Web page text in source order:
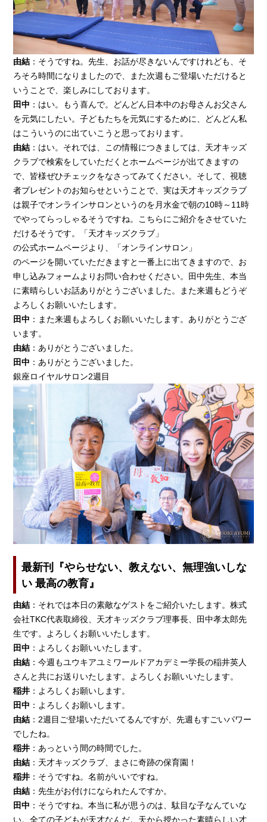
由結 ：そうですね。先生、お話が尽きないんですけれども、そ
ろそろ時間になりましたので、また次週もご登場いただけると
いうことで、楽しみにしております。
田中 ：はい。もう喜んで。どんどん日本中のお母さんお父さん
を元気にしたい。子どもたちを元気にするために、どんどん私
はこういうのに出ていこうと思っております。
由結 ：はい。それでは、この情報につきましては、天才キッズ
クラブで検索をしていただくとホームページが出てきますの
で、皆様ぜひチェックをなさってみてください。そして、視聴
者プレゼントのお知らせということで、実は天才キッズクラブ
は親子でオンラインサロンというのを月水金で朝の10時～11時
でやってらっしゃるそうですね。こちらにご紹介をさせていた
だけるそうです。「天才キッズクラブ」
の公式ホームページより、「オンラインサロン」
のページを開いていただきますと一番上に出てきますので、お
申し込みフォームよりお問い合わせください。田中先生、本当
に素晴らしいお話ありがとうございました。また来週もどうぞ
よろしくお願いいたします。
田中 ：また来週もよろしくお願いいたします。ありがとうござ
います。
由結 ：ありがとうございました。
田中 ：ありがとうございました。
銀座ロイヤルサロン2週目
最新刊『やらせない、教えない、無理強いしな
い 最高の教育』
由結 ：それでは本日の素敵なゲストをご紹介いたします。株式
会社TKC代表取締役、天才キッズクラブ理事長、田中孝太郎先
生です。よろしくお願いいたします。
田中 ：よろしくお願いいたします。
由結 ：今週もユウキアユミワールドアカデミー学長の稲井英人
さんと共にお送りいたします。よろしくお願いいたします。
稲井 ：よろしくお願いします。
田中 ：よろしくお願いします。
由結 ：2週目ご登場いただいてるんですが、先週もすごいパワー
でしたね。
稲井 ：あっという間の時間でした。
由結 ：天才キッズクラブ、まさに奇跡の保育園！
稲井 ：そうですね。名前がいいですね。
由結 ：先生がお付けになられたんですか。
田中 ：そうですね。本当に私が思うのは、駄目な子なんていな
い。全ての子どもが天才なんだ。天から授かった素晴らしい才